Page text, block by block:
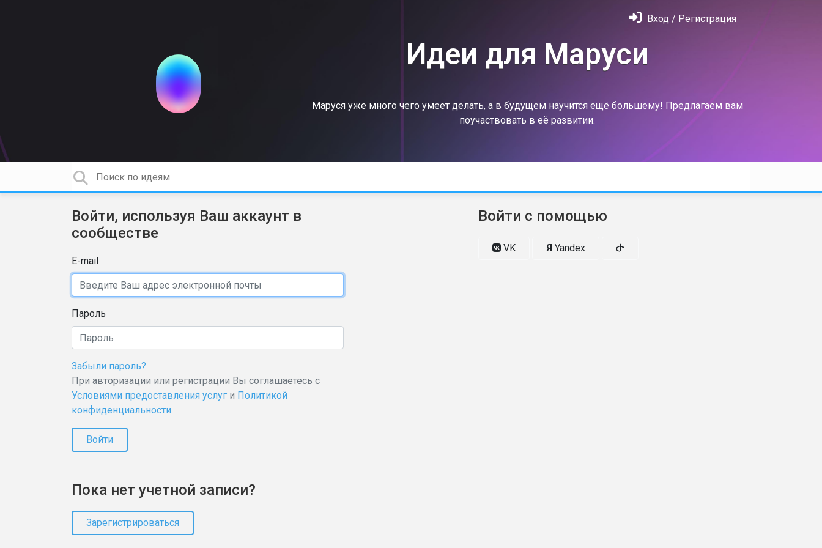
Вход / Регистрация
Идеи для Маруси
Маруся уже много чего умеет делать, а в будущем научится ещё большему! Предлагаем вам
поучаствовать в её развитии.
Войти, используя Ваш аккаунт в
сообществе
E-mail
Пароль
Забыли пароль?
При авторизации или регистрации Вы соглашаетесь с
Условиями предоставления услуг и Политикой
конфиденциальности.
Войти
Пока нет учетной записи?
Зарегистрироваться
Войти с помощью
VK Я Yandex